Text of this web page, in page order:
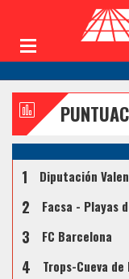
1 Diputación
2 Facsa - Playas
3 FC Barcelona
4 Trops-Cueva de